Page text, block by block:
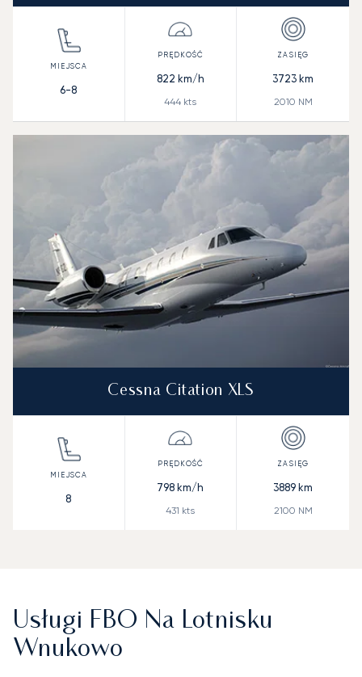
6-8
822 km/h
444 kts
3723 km
2010 NM
Cessna Citation XLS
8
798 km/h
431 kts
3889 km
2100 NM
Usługi FBO Na Lotnisku
Wnukowo